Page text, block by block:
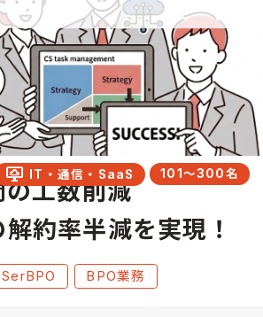
desktop_cloud IT・通信・SaaS 101〜300名
工数削減
約率半減を実現！
BPO業務